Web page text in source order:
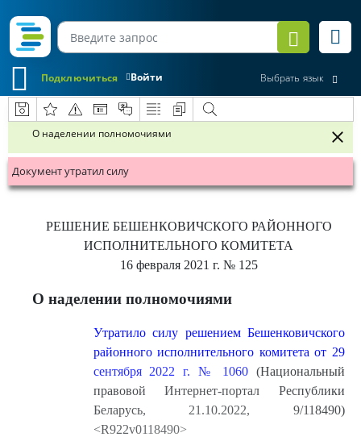
Войти
Подключиться Выбрать язык
О наделении полномочиями
Документ утратил силу
РЕШЕНИЕ БЕШЕНКОВИЧСКОГО РАЙОННОГО
ИСПОЛНИТЕЛЬНОГО КОМИТЕТА
16 февраля 2021 г. № 125
О наделении полномочиями
Утратило силу решением Бешенковичского
районного исполнительного комитета от 29
сентября 2022 г. № 1060 (Национальный
правовой Интернет-портал Республики
Беларусь, 21.10.2022, 9/118490)
<R922v0118490>